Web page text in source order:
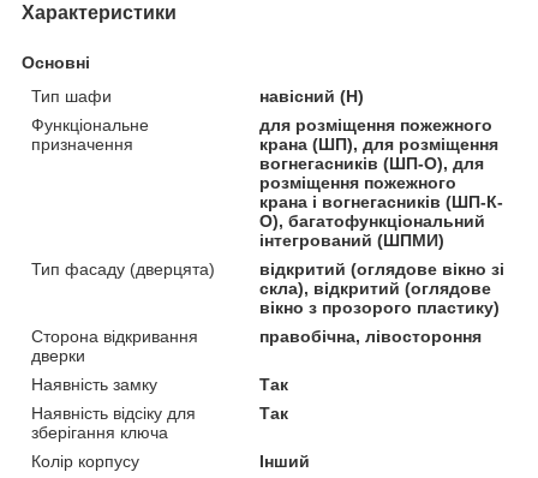
Характеристики
Основні
Тип шафи
навісний (Н)
Функціональне
призначення
для розміщення пожежного
крана (ШП), для розміщення
вогнегасників (ШП-О), для
розміщення пожежного
крана і вогнегасників (ШП-К-
О), багатофункціональний
інтегрований (ШПМИ)
Тип фасаду (дверцята)
відкритий (оглядове вікно зі
скла), відкритий (оглядове
вікно з прозорого пластику)
Сторона відкривання
дверки
правобічна, лівостороння
Наявність замку
Так
Наявність відсіку для
зберігання ключа
Так
Колір корпусу
Інший